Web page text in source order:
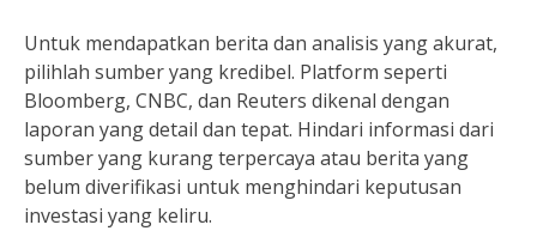
Untuk mendapatkan berita dan analisis yang akurat,
pilihlah sumber yang kredibel. Platform seperti
Bloomberg, CNBC, dan Reuters dikenal dengan
laporan yang detail dan tepat. Hindari informasi dari
sumber yang kurang terpercaya atau berita yang
belum diverifikasi untuk menghindari keputusan
investasi yang keliru.